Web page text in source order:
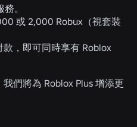
。
或 2,000 Robux（視套裝
，即可同時享有 Roblox
們將為 Roblox Plus 增添更